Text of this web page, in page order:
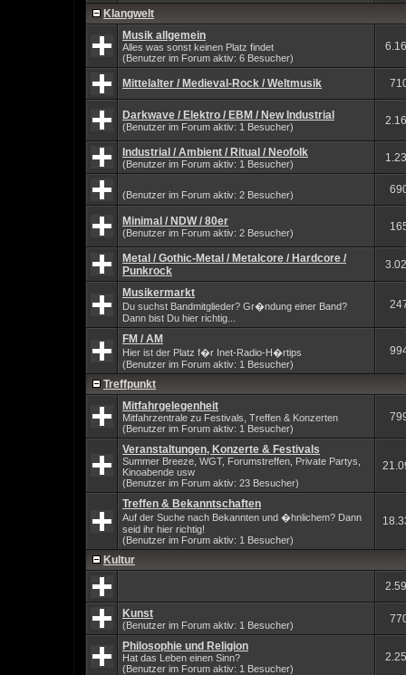
Klangwelt
Musik allgemein
Alles was sonst keinen Platz findet
(Benutzer im Forum aktiv: 6 Besucher)
Mittelalter / Medieval-Rock / Weltmusik
Darkwave / Elektro / EBM / New Industrial
(Benutzer im Forum aktiv: 1 Besucher)
Industrial / Ambient / Ritual / Neofolk
(Benutzer im Forum aktiv: 1 Besucher)
(Benutzer im Forum aktiv: 2 Besucher)
Minimal / NDW / 80er
(Benutzer im Forum aktiv: 2 Besucher)
Metal / Gothic-Metal / Metalcore / Hardcore /
Punkrock
Musikermarkt
Du suchst Bandmitglieder? Gr�ndung einer Band?
Dann bist Du hier richtig...
FM / AM
Hier ist der Platz f�r Inet-Radio-H�rtips
(Benutzer im Forum aktiv: 1 Besucher)
Treffpunkt
Mitfahrgelegenheit
Mitfahrzentrale zu Festivals, Treffen & Konzerten
(Benutzer im Forum aktiv: 1 Besucher)
Veranstaltungen, Konzerte & Festivals
Summer Breeze, WGT, Forumstreffen, Private Partys,
Kinoabende usw
(Benutzer im Forum aktiv: 23 Besucher)
Treffen & Bekanntschaften
Auf der Suche nach Bekannten und �hnlichem? Dann
seid ihr hier richtig!
(Benutzer im Forum aktiv: 1 Besucher)
Kultur
Kunst
(Benutzer im Forum aktiv: 1 Besucher)
Philosophie und Religion
Hat das Leben einen Sinn?
(Benutzer im Forum aktiv: 1 Besucher)